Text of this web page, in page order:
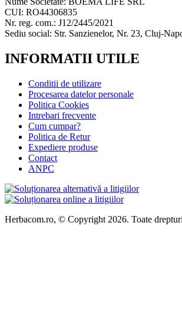
CUI: RO44306835
Nr. reg. com.: J12/2445/2021
Sediu social: Str. Sanzienelor, Nr. 23, Cluj-
INFORMATII UTILE
Conditii de utilizare
Procesarea datelor personale
Politica Cookies
Intrebari frecvente
Cum cumpar?
Politica de Retur
Expediere produse
Contact
ANPC
Herbacom.ro, © Copyright 2026. Toate